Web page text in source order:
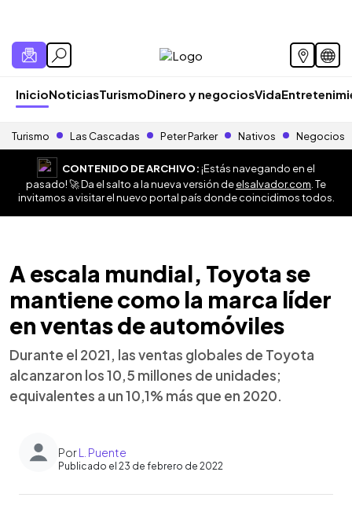
InicioNoticiasTurismoDinero y negociosVida
Turismo Las Cascadas Peter Parker Nativos Negocios
CONTENIDO DE ARCHIVO:¡Estás navegando en el
pasado! 🚀 Da el salto a la nueva versión deelsalvador.com . Te
invitamos a visitar el nuevo portal país donde coincidimos todos.
A escala mundial, Toyota se
mantiene como la marca líder
en ventas de automóviles
Durante el 2021, las ventas globales de Toyota
alcanzaron los 10,5 millones de unidades;
equivalentes a un 10,1% más que en 2020.
PorL. Puente
Publicado el 23 de febrero de 2022